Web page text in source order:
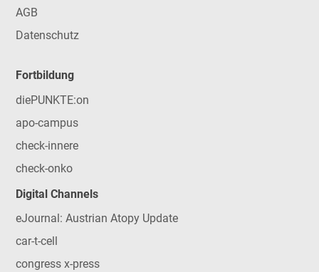
AGB
Datenschutz
Fortbildung
diePUNKTE:on
apo-campus
check-innere
check-onko
Digital Channels
eJournal: Austrian Atopy Update
car-t-cell
congress x-press